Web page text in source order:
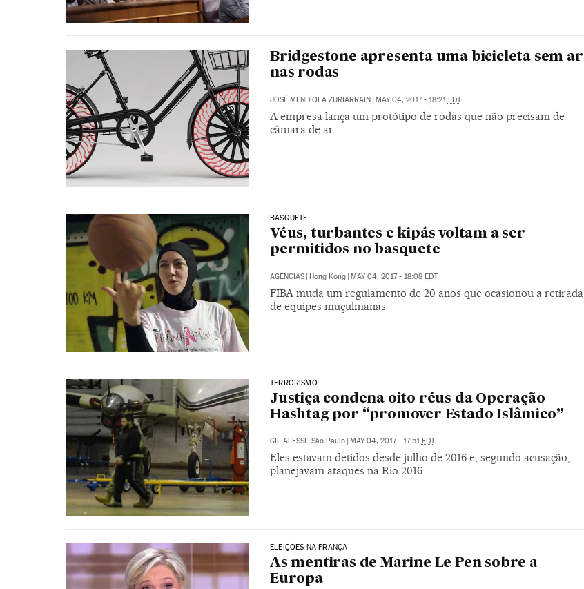
Bridgestone apresenta uma bicicleta sem ar
nas rodas
JOSÉ MENDIOLA ZURIARRAIN MAY 04, 2017 - 18:21 EDT
A empresa lança um protótipo de rodas que não precisam de
câmara de ar
BASQUETE
Véus, turbantes e kipás voltam a ser
permitidos no basquete
AGENCIAS | Hong Kong | MAY 04, 2017 - 18:08 EDT
FIBA muda um regulamento de 20 anos que ocasionou a retirada
de equipes muçulmanas
TERRORISMO
Justiça condena oito réus da Operação
Hashtag por “promover Estado Islâmico”
GIL ALESSI São Paulo MAY 04, 2017 - 17:51 EDT
Eles estavam detidos desde julho de 2016 e, segundo acusação,
planejavam ataques na Rio 2016
ELEIÇÕES NA FRANÇA
As mentiras de Marine Le Pen sobre a
Europa